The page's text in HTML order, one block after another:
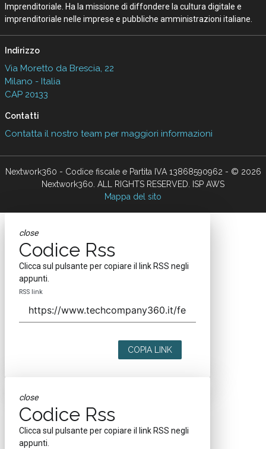
Imprenditoriale. Ha la missione di diffondere la cultura digitale e
imprenditoriale nelle imprese e pubbliche amministrazioni italiane.
Indirizzo
Via Moretto da Brescia, 22
Milano - Italia
CAP 20133
Contatti
Contatta il nostro team per maggiori informazioni
Nextwork360 - Codice fiscale e Partita IVA 13868590962 - © 2026
Nextwork360. ALL RIGHTS RESERVED. ISP AWS
Mappa del sito
close
Codice Rss
Clicca sul pulsante per copiare il link RSS negli
appunti.
RSS link
COPIA LINK
close
Codice Rss
Clicca sul pulsante per copiare il link RSS negli
appunti.